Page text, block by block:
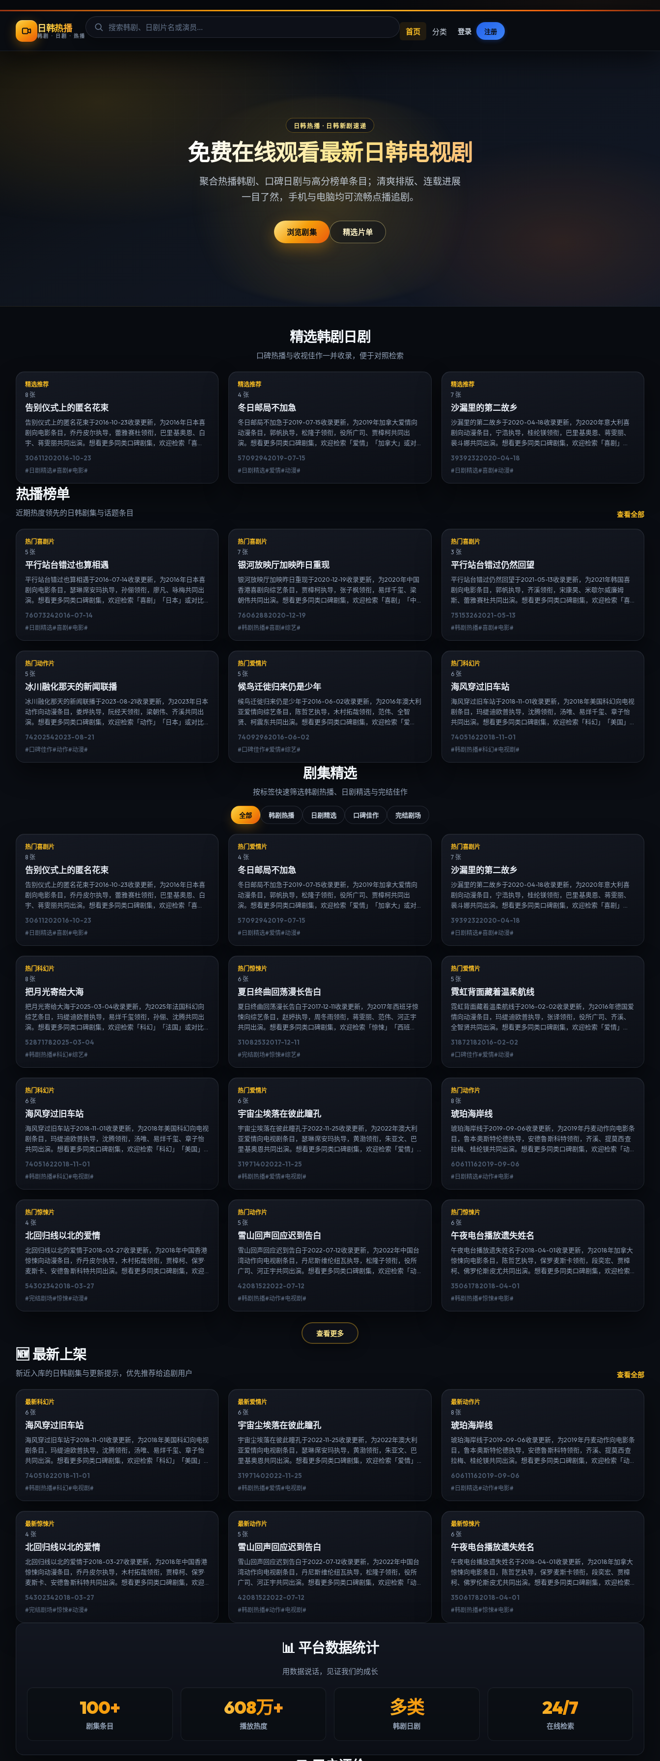
日韩热播
韩剧 · 日剧 · 热播 首页 分类 登录 注册
日韩热播 · 日韩新剧速递
免费在线观看最新日韩电视剧
聚合热播韩剧、口碑日剧与高分榜单条目；清爽排版、连载进展
一目了然，手机与电脑均可流畅点播追剧。
浏览剧集 精选片单
精选韩剧日剧
口碑热播与收视佳作一并收录，便于对照检索
精选推荐
8 张
告别仪式上的匿名花束
告别仪式上的匿名花束于2016-10-23收录更新，为2016年日本喜
剧向电影条目，乔丹·皮尔执导，蕾雅·赛杜领衔，巴里·基奥恩、白
宇、蒋雯丽共同出演。想看更多同类口碑剧集，欢迎检索「喜
与高清连载信息，延伸检索日韩电视剧、韩剧全集、日剧高清等
长尾词。
30611202016-10-23
#日剧精选#喜剧#电影#
精选推荐
4 张
冬日邮局不加急
冬日邮局不加急于2019-07-15收录更新，为2019年加拿大爱情向
动漫条目，郭帆执导，松隆子领衔，役所广司、贾樟柯共同出
演。想看更多同类口碑剧集，欢迎检索「爱情」「加拿大」或对
延伸检索日韩电视剧、韩剧全集、日剧高清等长尾词。
57092942019-07-15
#日剧精选#爱情#动漫#
精选推荐
7 张
沙漏里的第二故乡
沙漏里的第二故乡于2020-04-18收录更新，为2020年意大利喜
剧向动漫条目，宁浩执导，桂纶镁领衔，巴里·基奥恩、蒋雯丽、
裴斗娜共同出演。想看更多同类口碑剧集，欢迎检索「喜剧」
高清连载信息，延伸检索日韩电视剧、韩剧全集、日剧高清等长
尾词。
39392322020-04-18
#日剧精选#喜剧#动漫#
热播榜单
近期热度领先的日韩剧集与话题条目 查看全部
热门喜剧片
5 张
平行站台错过也算相遇
平行站台错过也算相遇于2016-07-14收录更新，为2016年日本喜
剧向电影条目，瑟琳·席安玛执导，孙俪领衔，廖凡、咏梅共同出
演。想看更多同类口碑剧集，欢迎检索「喜剧」「日本」或对比
伸检索日韩电视剧、韩剧全集、日剧高清等长尾词。
76073242016-07-14
#日剧精选#喜剧#电影#
热门喜剧片
7 张
银河放映厅加映昨日重现
银河放映厅加映昨日重现于2020-12-19收录更新，为2020年中国
香港喜剧向综艺条目，贾樟柯执导，张子枫领衔，易烊千玺、梁
朝伟共同出演。想看更多同类口碑剧集，欢迎检索「喜剧」「中
清连载信息，延伸检索日韩电视剧、韩剧全集、日剧高清等长尾
词。
76062882020-12-19
#韩剧热播#喜剧#综艺#
热门喜剧片
3 张
平行站台错过仍然回望
平行站台错过仍然回望于2021-05-13收录更新，为2021年韩国喜
剧向电影条目，郭帆执导，齐溪领衔，宋康昊、米歇尔·威廉姆
斯、蕾雅·赛杜共同出演。想看更多同类口碑剧集，欢迎检索「喜
与高清连载信息，延伸检索日韩电视剧、韩剧全集、日剧高清等
长尾词。
75153262021-05-13
#韩剧热播#喜剧#电影#
热门动作片
5 张
冰川融化那天的新闻联播
冰川融化那天的新闻联播于2023-08-21收录更新，为2023年日本
动作向动漫条目，娄烨执导，阮经天领衔，梁朝伟、齐溪共同出
演。想看更多同类口碑剧集，欢迎检索「动作」「日本」或对比
伸检索日韩电视剧、韩剧全集、日剧高清等长尾词。
74202542023-08-21
#口碑佳作#动作#动漫#
热门爱情片
5 张
候鸟迁徙归来仍是少年
候鸟迁徙归来仍是少年于2016-06-02收录更新，为2016年澳大利
亚爱情向综艺条目，陈哲艺执导，木村拓哉领衔，范伟、全智
贤、柯震东共同出演。想看更多同类口碑剧集，欢迎检索「爱
作品与高清连载信息，延伸检索日韩电视剧、韩剧全集、日剧高
清等长尾词。
74092962016-06-02
#口碑佳作#爱情#综艺#
热门科幻片
6 张
海风穿过旧车站
海风穿过旧车站于2018-11-01收录更新，为2018年美国科幻向电视
剧条目，玛缇·迪欧普执导，沈腾领衔，汤唯、易烊千玺、章子怡
共同出演。想看更多同类口碑剧集，欢迎检索「科幻」「美国」
息，延伸检索日韩电视剧、韩剧全集、日剧高清等长尾词。
74051622018-11-01
#韩剧热播#科幻#电视剧#
剧集精选
按标签快速筛选韩剧热播、日剧精选与完结佳作
全部 韩剧热播 日剧精选 口碑佳作 完结剧场
热门喜剧片
8 张
告别仪式上的匿名花束
告别仪式上的匿名花束于2016-10-23收录更新，为2016年日本喜
剧向电影条目，乔丹·皮尔执导，蕾雅·赛杜领衔，巴里·基奥恩、白
宇、蒋雯丽共同出演。想看更多同类口碑剧集，欢迎检索「喜
与高清连载信息，延伸检索日韩电视剧、韩剧全集、日剧高清等
长尾词。
30611202016-10-23
#日剧精选#喜剧#电影#
热门爱情片
4 张
冬日邮局不加急
冬日邮局不加急于2019-07-15收录更新，为2019年加拿大爱情向
动漫条目，郭帆执导，松隆子领衔，役所广司、贾樟柯共同出
演。想看更多同类口碑剧集，欢迎检索「爱情」「加拿大」或对
延伸检索日韩电视剧、韩剧全集、日剧高清等长尾词。
57092942019-07-15
#日剧精选#爱情#动漫#
热门喜剧片
7 张
沙漏里的第二故乡
沙漏里的第二故乡于2020-04-18收录更新，为2020年意大利喜
剧向动漫条目，宁浩执导，桂纶镁领衔，巴里·基奥恩、蒋雯丽、
裴斗娜共同出演。想看更多同类口碑剧集，欢迎检索「喜剧」
高清连载信息，延伸检索日韩电视剧、韩剧全集、日剧高清等长
尾词。
39392322020-04-18
#日剧精选#喜剧#动漫#
热门科幻片
8 张
把月光寄给大海
把月光寄给大海于2025-03-04收录更新，为2025年法国科幻向
综艺条目，玛缇·迪欧普执导，易烊千玺领衔，孙俪、沈腾共同出
演。想看更多同类口碑剧集，欢迎检索「科幻」「法国」或对比
伸检索日韩电视剧、韩剧全集、日剧高清等长尾词。
52871782025-03-04
#韩剧热播#科幻#综艺#
热门惊悚片
6 张
夏日终曲回荡漫长告白
夏日终曲回荡漫长告白于2017-12-11收录更新，为2017年西班牙惊
悚向综艺条目，赵婷执导，周冬雨领衔，蒋雯丽、范伟、河正宇
共同出演。想看更多同类口碑剧集，欢迎检索「惊悚」「西班
载信息，延伸检索日韩电视剧、韩剧全集、日剧高清等长尾词。
31082532017-12-11
#完结剧场#惊悚#综艺#
热门爱情片
5 张
霓虹背面藏着温柔航线
霓虹背面藏着温柔航线于2016-02-02收录更新，为2016年德国爱
情向动漫条目，玛缇·迪欧普执导，张译领衔，役所广司、齐溪、
全智贤共同出演。想看更多同类口碑剧集，欢迎检索「爱情」
清连载信息，延伸检索日韩电视剧、韩剧全集、日剧高清等长尾
词。
31872182016-02-02
#口碑佳作#爱情#动漫#
热门科幻片
6 张
海风穿过旧车站
海风穿过旧车站于2018-11-01收录更新，为2018年美国科幻向电视
剧条目，玛缇·迪欧普执导，沈腾领衔，汤唯、易烊千玺、章子怡
共同出演。想看更多同类口碑剧集，欢迎检索「科幻」「美国」
息，延伸检索日韩电视剧、韩剧全集、日剧高清等长尾词。
74051622018-11-01
#韩剧热播#科幻#电视剧#
热门爱情片
6 张
宇宙尘埃落在彼此瞳孔
宇宙尘埃落在彼此瞳孔于2022-11-25收录更新，为2022年澳大利
亚爱情向电视剧条目，瑟琳·席安玛执导，黄渤领衔，朱亚文、巴
里·基奥恩共同出演。想看更多同类口碑剧集，欢迎检索「爱情」
与高清连载信息，延伸检索日韩电视剧、韩剧全集、日剧高清等
长尾词。
31971402022-11-25
#韩剧热播#爱情#电视剧#
热门动作片
8 张
琥珀海岸线
琥珀海岸线于2019-09-06收录更新，为2019年丹麦动作向电影条
目，鲁本·奥斯特伦德执导，安德鲁·斯科特领衔，齐溪、提莫西·查
拉梅、桂纶镁共同出演。想看更多同类口碑剧集，欢迎检索「动
与高清连载信息，延伸检索日韩电视剧、韩剧全集、日剧高清等
长尾词。
60611162019-09-06
#日剧精选#动作#电影#
热门惊悚片
4 张
北回归线以北的爱情
北回归线以北的爱情于2018-03-27收录更新，为2018年中国香港
惊悚向动漫条目，乔丹·皮尔执导，木村拓哉领衔，贾樟柯、保罗·
麦斯卡、安德鲁·斯科特共同出演。想看更多同类口碑剧集，欢迎
单、演员作品与高清连载信息，延伸检索日韩电视剧、韩剧全
集、日剧高清等长尾词。
54302342018-03-27
#完结剧场#惊悚#动漫#
热门动作片
5 张
雪山回声回应迟到告白
雪山回声回应迟到告白于2022-07-12收录更新，为2022年中国台
湾动作向电视剧条目，丹尼斯·维伦纽瓦执导，松隆子领衔，役所
广司、河正宇共同出演。想看更多同类口碑剧集，欢迎检索「动
作品与高清连载信息，延伸检索日韩电视剧、韩剧全集、日剧高
清等长尾词。
42081522022-07-12
#韩剧热播#动作#电视剧#
热门惊悚片
6 张
午夜电台播放遗失姓名
午夜电台播放遗失姓名于2018-04-01收录更新，为2018年加拿大
惊悚向电影条目，陈哲艺执导，保罗·麦斯卡领衔，段奕宏、贾樟
柯、佛罗伦斯·皮尤共同出演。想看更多同类口碑剧集，欢迎检索
员作品与高清连载信息，延伸检索日韩电视剧、韩剧全集、日剧
高清等长尾词。
35061782018-04-01
#韩剧热播#惊悚#电影#
查看更多
🆕 最新上架
新近入库的日韩剧集与更新提示，优先推荐给追剧用户 查看全部
最新科幻片
6 张
海风穿过旧车站
海风穿过旧车站于2018-11-01收录更新，为2018年美国科幻向电视
剧条目，玛缇·迪欧普执导，沈腾领衔，汤唯、易烊千玺、章子怡
共同出演。想看更多同类口碑剧集，欢迎检索「科幻」「美国」
息，延伸检索日韩电视剧、韩剧全集、日剧高清等长尾词。
74051622018-11-01
#韩剧热播#科幻#电视剧#
最新爱情片
6 张
宇宙尘埃落在彼此瞳孔
宇宙尘埃落在彼此瞳孔于2022-11-25收录更新，为2022年澳大利
亚爱情向电视剧条目，瑟琳·席安玛执导，黄渤领衔，朱亚文、巴
里·基奥恩共同出演。想看更多同类口碑剧集，欢迎检索「爱情」
与高清连载信息，延伸检索日韩电视剧、韩剧全集、日剧高清等
长尾词。
31971402022-11-25
#韩剧热播#爱情#电视剧#
最新动作片
8 张
琥珀海岸线
琥珀海岸线于2019-09-06收录更新，为2019年丹麦动作向电影条
目，鲁本·奥斯特伦德执导，安德鲁·斯科特领衔，齐溪、提莫西·查
拉梅、桂纶镁共同出演。想看更多同类口碑剧集，欢迎检索「动
与高清连载信息，延伸检索日韩电视剧、韩剧全集、日剧高清等
长尾词。
60611162019-09-06
#日剧精选#动作#电影#
最新惊悚片
4 张
北回归线以北的爱情
北回归线以北的爱情于2018-03-27收录更新，为2018年中国香港
惊悚向动漫条目，乔丹·皮尔执导，木村拓哉领衔，贾樟柯、保罗·
麦斯卡、安德鲁·斯科特共同出演。想看更多同类口碑剧集，欢迎
单、演员作品与高清连载信息，延伸检索日韩电视剧、韩剧全
集、日剧高清等长尾词。
54302342018-03-27
#完结剧场#惊悚#动漫#
最新动作片
5 张
雪山回声回应迟到告白
雪山回声回应迟到告白于2022-07-12收录更新，为2022年中国台
湾动作向电视剧条目，丹尼斯·维伦纽瓦执导，松隆子领衔，役所
广司、河正宇共同出演。想看更多同类口碑剧集，欢迎检索「动
作品与高清连载信息，延伸检索日韩电视剧、韩剧全集、日剧高
清等长尾词。
42081522022-07-12
#韩剧热播#动作#电视剧#
最新惊悚片
6 张
午夜电台播放遗失姓名
午夜电台播放遗失姓名于2018-04-01收录更新，为2018年加拿大
惊悚向电影条目，陈哲艺执导，保罗·麦斯卡领衔，段奕宏、贾樟
柯、佛罗伦斯·皮尤共同出演。想看更多同类口碑剧集，欢迎检索
员作品与高清连载信息，延伸检索日韩电视剧、韩剧全集、日剧
高清等长尾词。
35061782018-04-01
#韩剧热播#惊悚#电影#
📊 平台数据统计
用数据说话，见证我们的成长
100+
剧集条目
608万+
播放热度
多类
韩剧日剧
24/7
在线检索